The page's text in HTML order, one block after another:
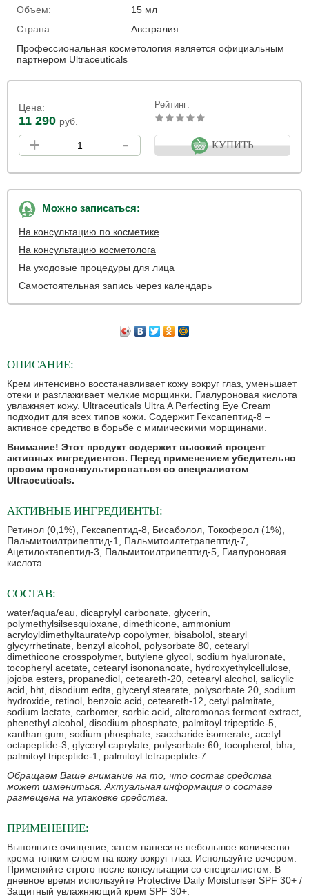
Объем:
15 мл
Страна:
Австралия
Профессиональная косметология является официальным
партнером Ultraceuticals
Цена:
11 290 руб.
Рейтинг:
+ - КУПИТЬ
Можно записаться:
На консультацию по косметике
На консультацию косметолога
На уходовые процедуры для лица
Самостоятельная запись через календарь
ОПИСАНИЕ:
Крем интенсивно восстанавливает кожу вокруг глаз, уменьшает
отеки и разглаживает мелкие морщинки. Гиалуроновая кислота
увлажняет кожу. Ultraceuticals Ultra A Perfecting Eye Cream
подходит для всех типов кожи. Содержит Гексапептид-8 –
активное средство в борьбе с мимическими морщинами.
Внимание! Этот продукт содержит высокий процент
активных ингредиентов. Перед применением убедительно
просим проконсультироваться со специалистом
Ultraceuticals.
АКТИВНЫЕ ИНГРЕДИЕНТЫ:
Ретинол (0,1%), Гексапептид-8, Бисаболол, Токоферол (1%),
Пальмитоилтрипептид-1, Пальмитоилтетрапептид-7,
Ацетилоктапептид-3, Пальмитоилтрипептид-5, Гиалуроновая
кислота.
СОСТАВ:
water/aqua/eau, dicaprylyl carbonate, glycerin,
polymethylsilsesquioxane, dimethicone, ammonium
acryloyldimethyltaurate/vp copolymer, bisabolol, stearyl
glycyrrhetinate, benzyl alcohol, polysorbate 80, cetearyl
dimethicone crosspolymer, butylene glycol, sodium hyaluronate,
tocopheryl acetate, cetearyl isononanoate, hydroxyethylcellulose,
jojoba esters, propanediol, ceteareth-20, cetearyl alcohol, salicylic
acid, bht, disodium edta, glyceryl stearate, polysorbate 20, sodium
hydroxide, retinol, benzoic acid, ceteareth-12, cetyl palmitate,
sodium lactate, carbomer, sorbic acid, alteromonas ferment extract,
phenethyl alcohol, disodium phosphate, palmitoyl tripeptide-5,
xanthan gum, sodium phosphate, saccharide isomerate, acetyl
octapeptide-3, glyceryl caprylate, polysorbate 60, tocopherol, bha,
palmitoyl tripeptide-1, palmitoyl tetrapeptide-7.
Обращаем Ваше внимание на то, что состав средства
может измениться. Актуальная информация о составе
размещена на упаковке средства.
ПРИМЕНЕНИЕ:
Выполните очищение, затем нанесите небольшое количество
крема тонким слоем на кожу вокруг глаз. Используйте вечером.
Применяйте строго после консультации со специалистом. В
дневное время используйте Protective Daily Moisturiser SPF 30+ /
Защитный увлажняющий крем SPF 30+.